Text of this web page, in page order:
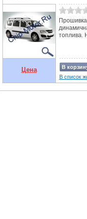
топлива.
Цена
В
В список